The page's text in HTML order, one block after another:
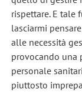
rispettare. E tale
lasciarmi
alle necessità
provocando una
personale
piuttosto